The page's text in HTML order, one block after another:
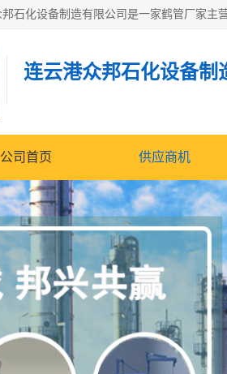
连云港众邦石化设备制
公司首页 供应商机